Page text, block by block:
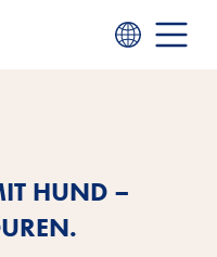
HUND –